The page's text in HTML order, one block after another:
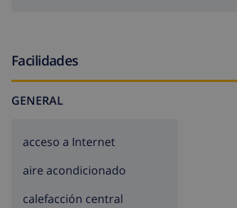
Facilidades
GENERAL
acceso a Internet
aire acondicionado
calefacción central